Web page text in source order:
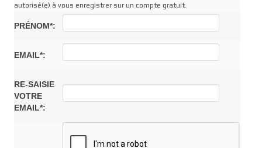
autorisé(e) à vous enregistrer sur un compte gratuit.
PRÉNOM*:
EMAIL*:
RE-SAISIE
VOTRE
EMAIL*: